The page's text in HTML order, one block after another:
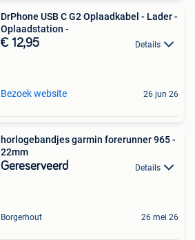
DrPhone USB C G2 Oplaadkabel - Lader -
Oplaadstation -
€ 12,95 Details
Bezoek website 26 jun 26
horlogebandjes garmin forerunner 965 -
22mm
Gereserveerd Details
Borgerhout 26 mei 26